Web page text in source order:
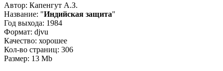
Автор: Капенгут А.З.
Название: "Индийская защита"
Год выхода: 1984
Формат: djvu
Качество: хорошее
Кол-во страниц: 306
Размер: 13 Mb